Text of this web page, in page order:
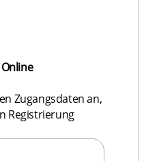
Zugangsdaten an,
Registrierung